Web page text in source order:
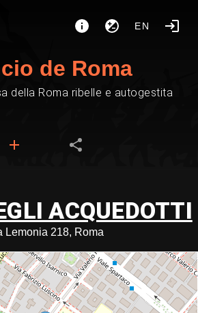
EN
de Roma
della Roma ribelle e autogestita
ACQUEDOTTI
Lemonia 218, Roma